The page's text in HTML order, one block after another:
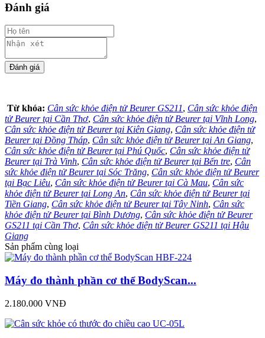
Đánh giá
Từ khóa: Cân sức khỏe điện tử Beurer GS211, Cân sức khỏe điện
tử Beurer tại Cần Thơ, Cân sức khỏe điện tử Beurer tại Vĩnh Long,
Cân sức khỏe điện tử Beurer tại Kiên Giang, Cân sức khỏe điện tử
Beurer tại Đồng Tháp, Cân sức khỏe điện tử Beurer tại An Giang,
Cân sức khỏe điện tử Beurer tại Phú Quốc, Cân sức khỏe điện tử
Beurer tại Trà Vinh, Cân sức khỏe điện tử Beurer tại Bến tre, Cân
sức khỏe điện tử Beurer tại Sóc Trăng, Cân sức khỏe điện tử Beurer
tại Bạc Liêu, Cân sức khỏe điện tử Beurer tại Cà Mau, Cân sức
khỏe điện tử Beurer tại Long An, Cân sức khỏe điện tử Beurer tại
Tiền Giang, Cân sức khỏe điện tử Beurer tại Tây Ninh, Cân sức
khỏe điện tử Beurer tại Bình Dương, Cân sức khỏe điện tử Beurer
GS211 tại Cần Thơ, Cân sức khỏe điện tử Beurer GS211 tại Hậu
Giang
Sản phẩm cùng loại
Máy đo thành phần cơ thể BodyScan...
2.180.000 VNĐ